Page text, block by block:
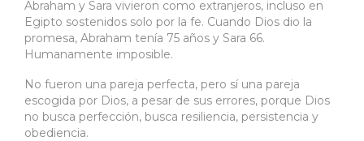
Abraham y Sara vivieron como extranjeros, incluso en
Egipto sostenidos solo por la fe. Cuando Dios dio la
promesa, Abraham tenía 75 años y Sara 66.
Humanamente imposible.
No fueron una pareja perfecta, pero sí una pareja
escogida por Dios, a pesar de sus errores, porque Dios
no busca perfección, busca resiliencia, persistencia y
obediencia.